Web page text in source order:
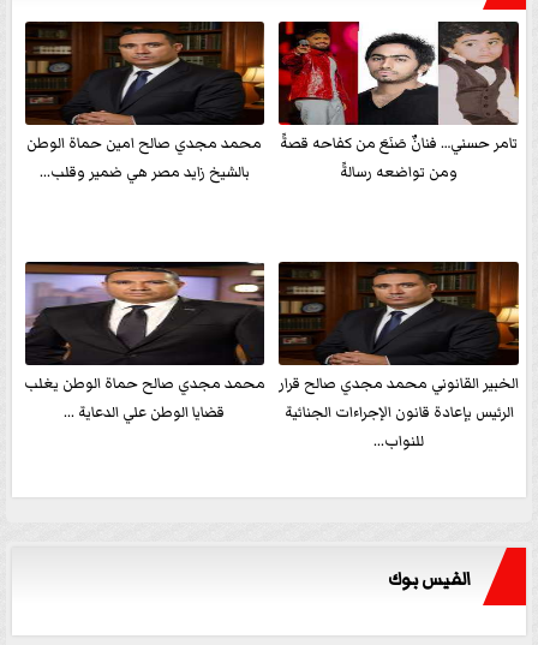
تامر حسني… فنانٌ صَنَعَ من كفاحه قصةً
ومن تواضعه رسالةً
محمد مجدي صالح امين حماة الوطن
بالشيخ زايد مصر هي ضمير وقلب...
الخبير القانوني محمد مجدي صالح قرار
الرئيس بإعادة قانون الإجراءات الجنائية
للنواب...
محمد مجدي صالح حماة الوطن يغلب
قضايا الوطن علي الدعاية ...
الفيس بوك